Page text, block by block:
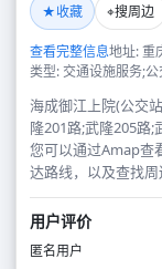
★收藏 ⌖搜周边
查看完整信息地址: 重
类型: 交通设施服务;
海成御江上院(公交
隆201路;武隆205路;
您可以通过Amap查
达路线，以及查找周
用户评价
匿名用户